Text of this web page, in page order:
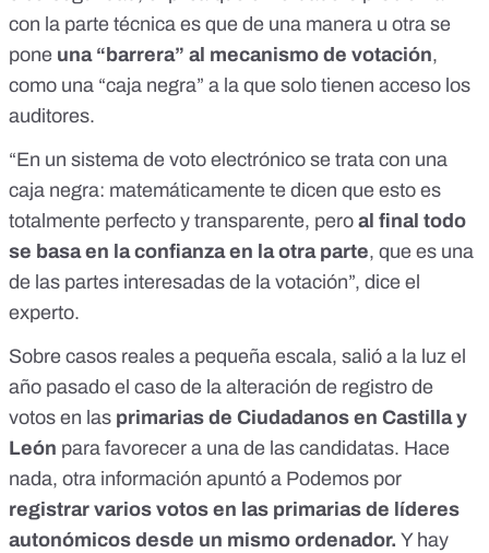
con la parte técnica es que de una manera u otra se
pone una “barrera” al mecanismo de votación,
como una “caja negra” a la que solo tienen acceso los
auditores.
“En un sistema de voto electrónico se trata con una
caja negra: matemáticamente te dicen que esto es
totalmente perfecto y transparente, pero al final todo
se basa en la confianza en la otra parte, que es una
de las partes interesadas de la votación”, dice el
experto.
Sobre casos reales a pequeña escala, salió a la luz el
año pasado el caso de la alteración de registro de
votos en las primarias de Ciudadanos en Castilla y
León para favorecer a una de las candidatas. Hace
nada, otra información apuntó a Podemos por
registrar varios votos en las primarias de líderes
autonómicos desde un mismo ordenador. Y hay